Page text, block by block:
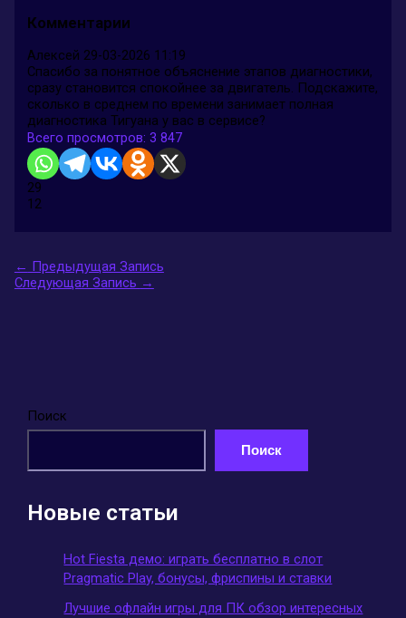
Комментарии
Алексей 29-03-2026 11:19
Спасибо за понятное объяснение этапов диагностики,
сразу становится спокойнее за двигатель. Подскажите,
сколько в среднем по времени занимает полная
диагностика Тигуана у вас в сервисе?
Всего просмотров: 3 847
29
12
← Предыдущая Запись
Следующая Запись →
Поиск
Поиск
Новые статьи
Hot Fiesta демо: играть бесплатно в слот
Pragmatic Play, бонусы, фриспины и ставки
Лучшие офлайн игры для ПК обзор интересных